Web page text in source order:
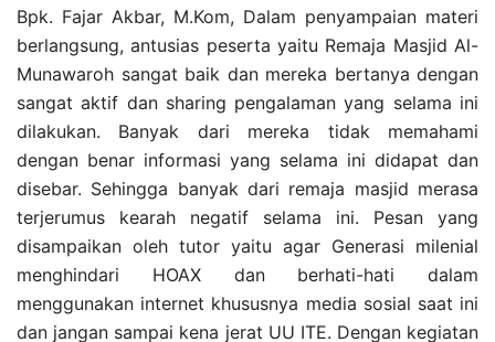
Bpk. Fajar Akbar, M.Kom, Dalam penyampaian materi
berlangsung, antusias peserta yaitu Remaja Masjid Al-
Munawaroh sangat baik dan mereka bertanya dengan
sangat aktif dan sharing pengalaman yang selama ini
dilakukan. Banyak dari mereka tidak memahami
dengan benar informasi yang selama ini didapat dan
disebar. Sehingga banyak dari remaja masjid merasa
terjerumus kearah negatif selama ini. Pesan yang
disampaikan oleh tutor yaitu agar Generasi milenial
menghindari HOAX dan berhati-hati dalam
menggunakan internet khususnya media sosial saat ini
dan jangan sampai kena jerat UU ITE. Dengan kegiatan